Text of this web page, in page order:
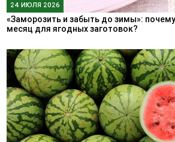
24 ИЮЛЯ 2026
«Заморозить и забыть до зимы»:
месяц для ягодных заготовок?